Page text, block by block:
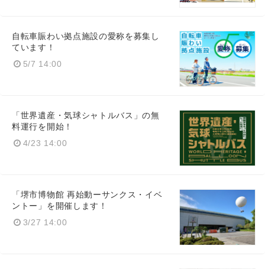
自転車賑わい拠点施設の愛称を募集し
ています！
5/7 14:00
「世界遺産・気球シャトルバス」の無
料運行を開始！
4/23 14:00
「堺市博物館 再始動ーサンクス・イベ
ントー」を開催します！
3/27 14:00